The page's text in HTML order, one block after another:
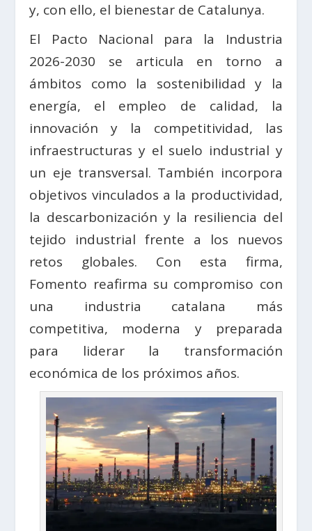
y, con ello, el bienestar de Catalunya.
El Pacto Nacional para la Industria
2026-2030 se articula en torno a
ámbitos como la sostenibilidad y la
energía, el empleo de calidad, la
innovación y la competitividad, las
infraestructuras y el suelo industrial y
un eje transversal. También incorpora
objetivos vinculados a la productividad,
la descarbonización y la resiliencia del
tejido industrial frente a los nuevos
retos globales. Con esta firma,
Fomento reafirma su compromiso con
una industria catalana más
competitiva, moderna y preparada
para liderar la transformación
económica de los próximos años.